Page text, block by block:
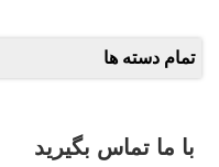
تمام دسته ها
با ما تماس بگیرید